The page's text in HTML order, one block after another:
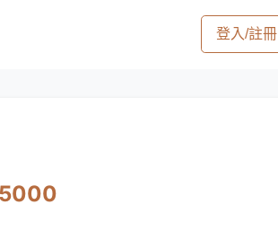
登入/註冊